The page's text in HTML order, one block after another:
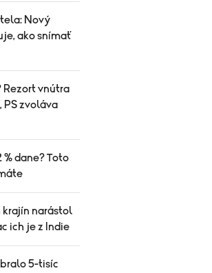
Nový
ako snímať
Rezort vnútra
PS zvoláva
dane? Toto
krajín narástol
ich je z Indie
5-tisíc